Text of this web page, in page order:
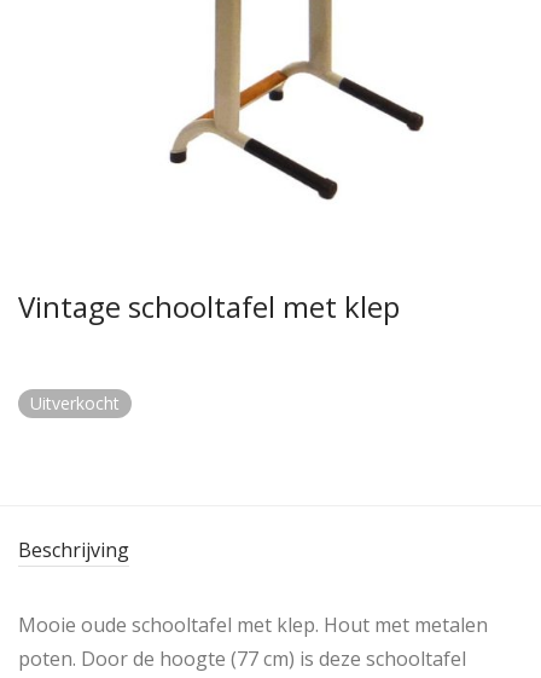
Vintage schooltafel met klep
Uitverkocht
Beschrijving
Mooie oude schooltafel met klep. Hout met metalen
poten. Door de hoogte (77 cm) is deze schooltafel